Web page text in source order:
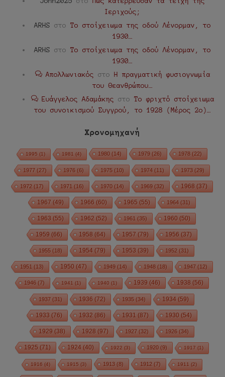
Ιεριχούς;
ARHS στο Το στοίχειωμα της οδού Λένορμαν, το
1930…
ARHS στο Το στοίχειωμα της οδού Λένορμαν, το
1930…
Απολλωνιακός στο Η πραγματική φυσιογνωμία
του Θεανθρώπου…
Ευάγγελος Αδαμάκης στο Το φριχτό στοίχειωμα
του συνοικισμού Συγγρού, το 1928 (Μέρος 2ο)…
Χρονομηχανή
1995 (1) 1981 (4) 1980 (14) 1979 (26) 1978 (22)
1977 (27) 1976 (6) 1975 (10) 1974 (11) 1973 (29)
1972 (17) 1971 (16) 1970 (14) 1969 (32) 1968 (37)
1967 (49) 1966 (60) 1965 (55) 1964 (31)
1963 (55) 1962 (52) 1961 (35) 1960 (50)
1959 (66) 1958 (64) 1957 (79) 1956 (37)
1955 (18) 1954 (79) 1953 (39) 1952 (31)
1951 (13) 1950 (47) 1949 (14) 1948 (18) 1947 (12)
1946 (7) 1941 (1) 1940 (1) 1939 (46) 1938 (56)
1937 (31) 1936 (72) 1935 (34) 1934 (59)
1933 (76) 1932 (86) 1931 (87) 1930 (54)
1929 (38) 1928 (97) 1927 (32) 1926 (34)
1925 (71) 1924 (40) 1922 (3) 1920 (9) 1917 (1)
1916 (4) 1915 (3) 1913 (8) 1912 (7) 1911 (2)